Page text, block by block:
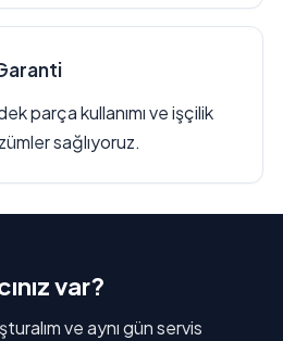
parça kullanımı ve işçilik
sağlıyoruz.
var?
ve aynı gün servis